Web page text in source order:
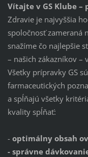
Vítajte v GS Klube
Zdravie je najvyššia
spoločnosť zameraná
snažíme čo najlepšie
– našich zákazníkov –
Všetky prípravky GS
farmaceutických
a spĺňajú všetky
kvality spĺňať:
- optimálnyobsah
- správne